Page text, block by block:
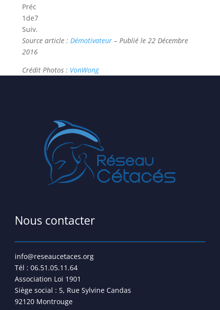
Préc
1de7
Suiv.
Source article : Démotivateur– Publié le 22 Décembre
2016
Crédit Photos : VonWong
Nous contacter
info@reseaucetaces.org
Tél : 06.51.05.11.64
Association Loi 1901
Siège social : 5, Rue Sylvine Candas
92120 Montrouge